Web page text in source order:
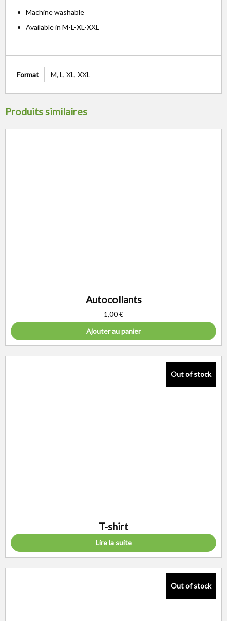
Machine washable
Available in M-L-XL-XXL
Format M, L, XL, XXL
Produits similaires
Autocollants
1,00€
Ajouter au panier
T-shirt
Lire la suite